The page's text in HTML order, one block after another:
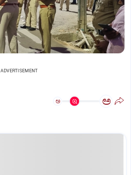
ADVERTISEMENT
ಅ ಅ